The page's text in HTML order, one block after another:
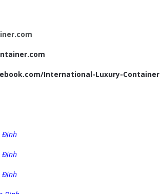
International-Luxury-Container
Định
Định
Định